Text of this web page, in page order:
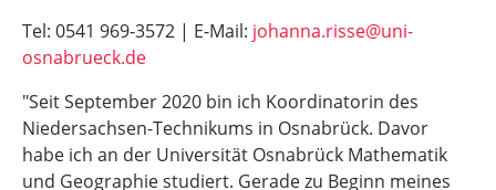
Tel: 0541 969-3572 | E-Mail: johanna.risse@uni-
osnabrueck.de
"Seit September 2020 bin ich Koordinatorin des
Niedersachsen-Technikums in Osnabrück. Davor
habe ich an der Universität Osnabrück Mathematik
und Geographie studiert. Gerade zu Beginn meines